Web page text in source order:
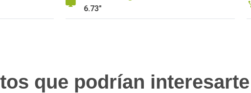
6.73"
que podrían interesarte